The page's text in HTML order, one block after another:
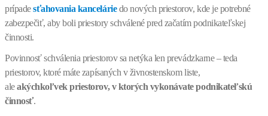
prípadesťahovania kanceláriedo nových priestorov, kde je potrebné
zabezpečiť, aby boli priestory schválené pred začatím podnikateľskej
činnosti.
Povinnosť schválenia priestorov sa netýka len prevádzkarne – teda
priestorov, ktoré máte zapísaných v živnostenskom liste,
aleakýchkoľvek priestorov, v ktorých vykonávate podnikateľskú
činnosť.